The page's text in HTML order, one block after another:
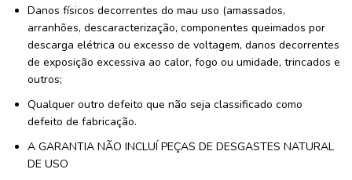
Danos físicos decorrentes do mau uso (amassados,
arranhões, descaracterização, componentes queimados por
descarga elétrica ou excesso de voltagem, danos decorrentes
de exposição excessiva ao calor, fogo ou umidade, trincados e
outros;
Qualquer outro defeito que não seja classificado como
defeito de fabricação.
A GARANTIA NÃO INCLUÍ PEÇAS DE DESGASTES NATURAL
DE USO